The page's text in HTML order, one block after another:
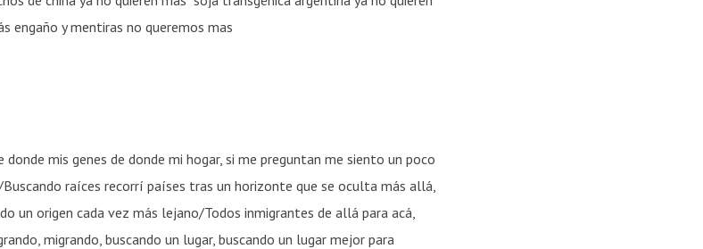
engaño y mentiras no queremos mas
mis genes de donde mi hogar, si me preguntan me siento un poco
raíces recorrí países tras un horizonte que se oculta más allá,
un origen cada vez más lejano/Todos inmigrantes de allá para acá,
migrando, buscando un lugar, buscando un lugar mejor para